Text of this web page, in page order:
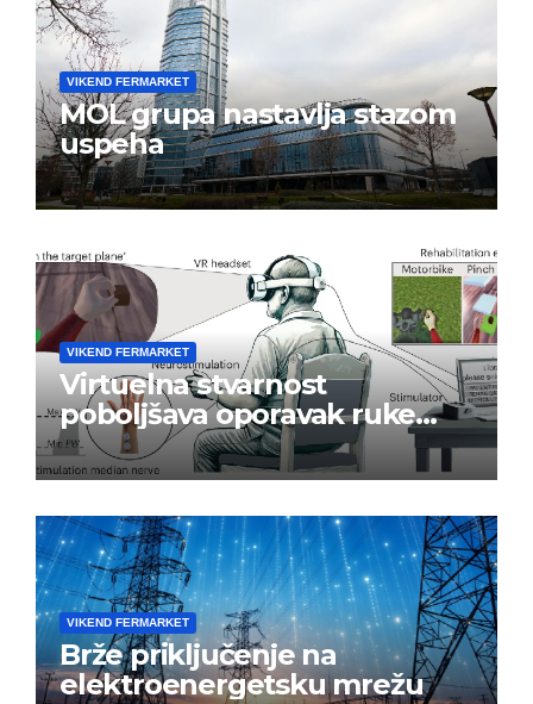
VIKEND FERMARKET
MOL grupa nastavlja stazom
uspeha
VIKEND FERMARKET
Virtuelna stvarnost
poboljšava oporavak ruke
nakon moždanog udara
VIKEND FERMARKET
Brže priključenje na
elektroenergetsku mrežu